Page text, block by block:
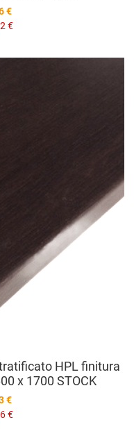
€
€
HPL finitura
x 1700 STOCK
€
€